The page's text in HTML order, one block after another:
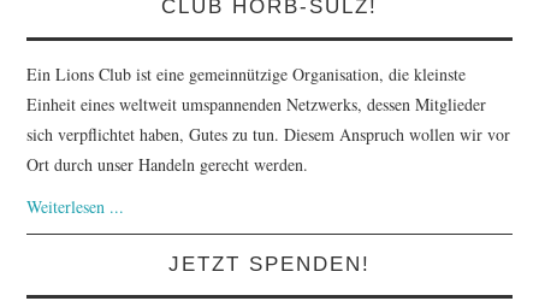
CLUB HORB-SULZ!
Ein Lions Club ist eine gemeinnützige Organisation, die kleinste
Einheit eines weltweit umspannenden Netzwerks, dessen Mitglieder
sich verpflichtet haben, Gutes zu tun. Diesem Anspruch wollen wir vor
Ort durch unser Handeln gerecht werden.
Weiterlesen ...
JETZT SPENDEN!